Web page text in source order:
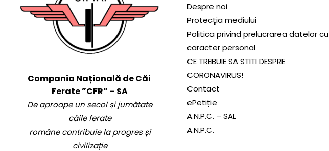
Compania Națională de Căi
Ferate ”CFR” – SA
De aproape un secol și jumătate
căile ferate
române contribuie la progres și
civilizație
Despre noi
Protecţia mediului
Politica privind prelucrarea datelor cu
caracter personal
CE TREBUIE SA STITI DESPRE
CORONAVIRUS!
Contact
ePetiție
A.N.P.C. – SAL
A.N.P.C.